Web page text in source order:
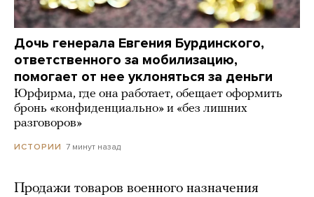
Дочь генерала Евгения Бурдинского,
ответственного за мобилизацию,
помогает от нее уклоняться за деньги
Юрфирма, где она работает, обещает оформить
бронь «конфиденциально» и «без лишних
разговоров»
ИСТОРИИ 7 минут назад
Продажи товаров военного назначения